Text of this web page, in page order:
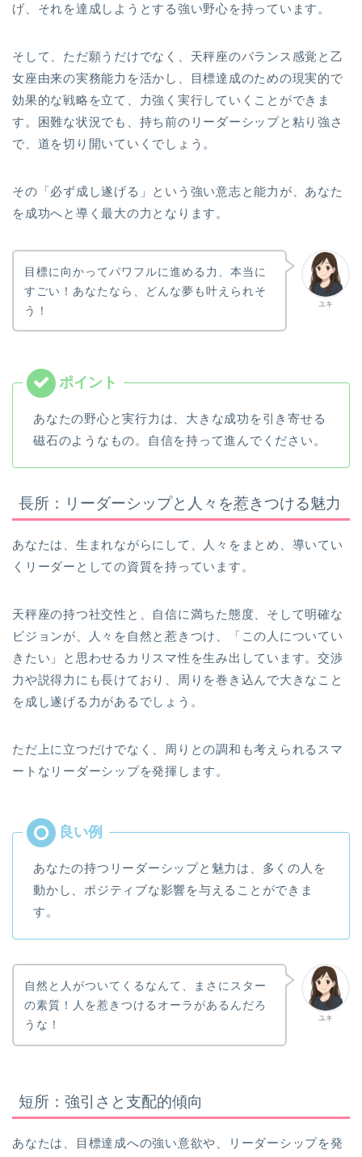
げ、それを達成しようとする強い野心を持っています。
そして、ただ願うだけでなく、天秤座のバランス感覚と乙
女座由来の実務能力を活かし、目標達成のための現実的で
効果的な戦略を立て、力強く実行していくことができま
す。困難な状況でも、持ち前のリーダーシップと粘り強さ
で、道を切り開いていくでしょう。
その「必ず成し遂げる」という強い意志と能力が、あなた
を成功へと導く最大の力となります。
ユキ
目標に向かってパワフルに進める力、本当に
すごい！あなたなら、どんな夢も叶えられそ
う！
あなたの野心と実行力は、大きな成功を引き寄せる
磁石のようなもの。自信を持って進んでください。
長所：リーダーシップと人々を惹きつける魅力
あなたは、生まれながらにして、人々をまとめ、導いてい
くリーダーとしての資質を持っています。
天秤座の持つ社交性と、自信に満ちた態度、そして明確な
ビジョンが、人々を自然と惹きつけ、「この人についてい
きたい」と思わせるカリスマ性を生み出しています。交渉
力や説得力にも長けており、周りを巻き込んで大きなこと
を成し遂げる力があるでしょう。
ただ上に立つだけでなく、周りとの調和も考えられるスマ
ートなリーダーシップを発揮します。
あなたの持つリーダーシップと魅力は、多くの人を
動かし、ポジティブな影響を与えることができま
す。
ユキ
自然と人がついてくるなんて、まさにスター
の素質！人を惹きつけるオーラがあるんだろ
うな！
短所：強引さと支配的傾向
あなたは、目標達成への強い意欲や、リーダーシップを発